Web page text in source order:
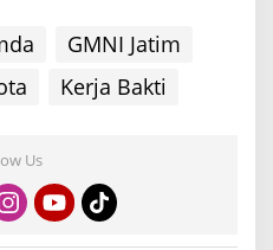
GMNI Jatim
Kerja Bakti
Us